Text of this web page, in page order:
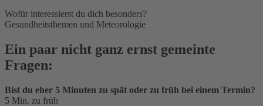
Wofür interessierst du dich besonders?
Gesundheitsthemen und Meteorologie
Ein paar nicht ganz ernst gemeinte
Fragen:
Bist du eher 5 Minuten zu spät oder zu früh bei einem Termin?
5 Min. zu früh